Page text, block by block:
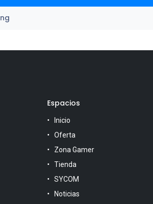
Espacios
Inicio
Oferta
Zona Gamer
Tienda
SYCOM
Noticias